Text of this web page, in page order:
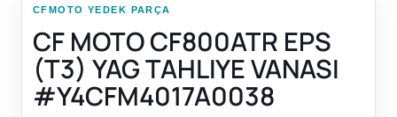
CFMOTO YEDEK PARÇA
CF MOTO CF800ATR EPS
(T3) YAG TAHLIYE VANASI
#Y4CFM4017A0038